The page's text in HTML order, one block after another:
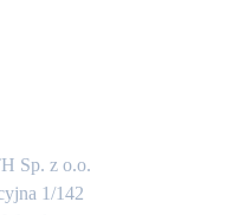
Sp. z o.o.
1/142